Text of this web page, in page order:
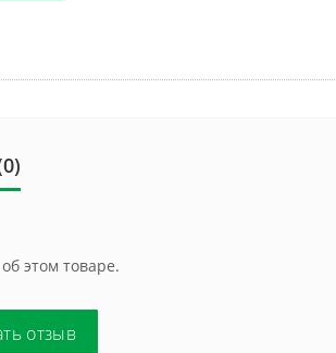
этом товаре.
отзыв